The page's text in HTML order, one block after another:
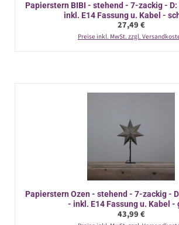
Papierstern BIBI - stehend - 7-zackig - D:
inkl. E14 Fassung u. Kabel -
Regulärer Preis:
27,49 €
Preise inkl. MwSt. zzgl.
Papierstern Ozen - stehend - 7-zackig -
- inkl. E14 Fassung u. Kabel -
Regulärer Preis:
43,99 €